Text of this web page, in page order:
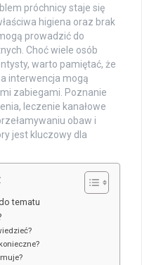
próchnicy staje się
higiena oraz brak
prowadzić do
Choć wiele osób
warto pamiętać, że
interwencja mogą
zabiegami. Poznanie
leczenie kanałowe
obaw i
jest kluczowy dla
tematu